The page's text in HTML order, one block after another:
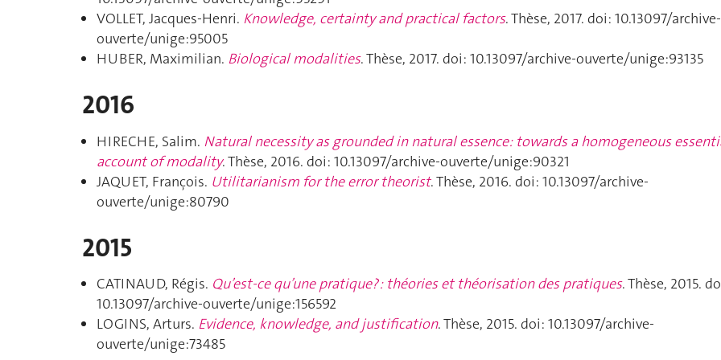
VOLLET, Jacques-Henri. Knowledge, certainty and practical factors. Thèse, 2017. doi: 10.13097/archive-
ouverte/unige:95005
HUBER, Maximilian. Biological modalities. Thèse, 2017. doi: 10.13097/archive-ouverte/unige:93135
2016
HIRECHE, Salim. Natural necessity as grounded in natural essence: towards a homogeneous
account of modality. Thèse, 2016. doi: 10.13097/archive-ouverte/unige:90321
JAQUET, François. Utilitarianism for the error theorist. Thèse, 2016. doi: 10.13097/archive-
ouverte/unige:80790
2015
CATINAUD, Régis. Qu’est-ce qu’une pratique? : théories et théorisation des pratiques. Thèse, 2015.
10.13097/archive-ouverte/unige:156592
LOGINS, Arturs. Evidence, knowledge, and justification. Thèse, 2015. doi: 10.13097/archive-
ouverte/unige:73485